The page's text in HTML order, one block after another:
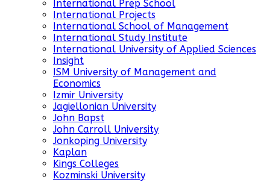
International Prep School
International Projects
International School of Management
International Study Institute
International University of Applied Sciences
Insight
ISM University of Management and
Economics
Izmir University
Jagiellonian University
John Bapst
John Carroll University
Jonkoping University
Kaplan
Kings Colleges
Kozminski University